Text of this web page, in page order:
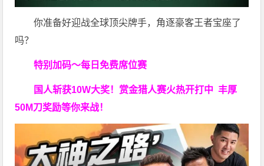
你准备好迎战全球顶尖牌手，角逐豪客王者宝座了
吗？
特别加码～每日免费席位赛
国人斩获10W大奖！ 赏金猎人赛火热开打中 丰厚
50M刀奖励等你来战！